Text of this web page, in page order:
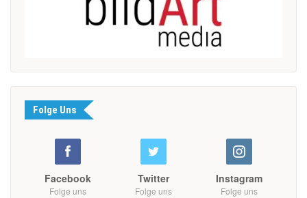
Folge Uns
Facebook
Folge uns
Twitter
Folge uns
Instagram
Folge uns